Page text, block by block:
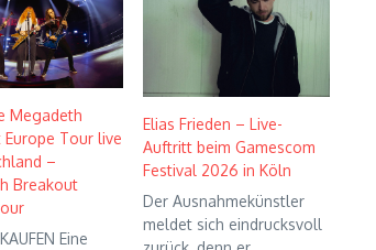
Megadeth
Tour live
–
Breakout
Eine
Elias Frieden – Live-
Auftritt beim Gamescom
Festival 2026 in Köln
Der Ausnahmekünstler
meldet sich eindrucksvoll